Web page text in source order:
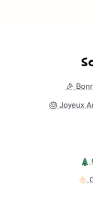
🎉
🎂 Joyeux